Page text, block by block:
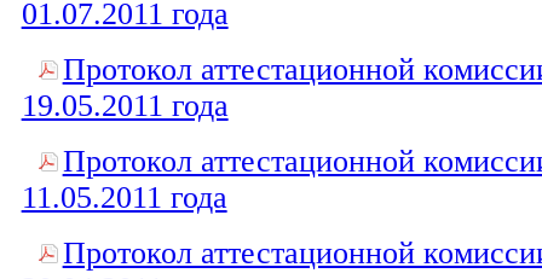
01.07.2011 года
Протокол аттестационной
19.05.2011 года
Протокол аттестационной
11.05.2011 года
Протокол аттестационной